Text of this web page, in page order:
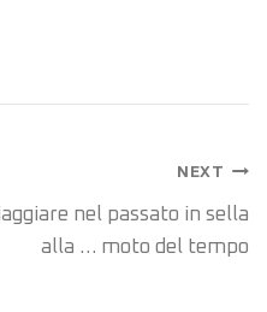
NEXT
nel passato in sella
alla … moto del tempo